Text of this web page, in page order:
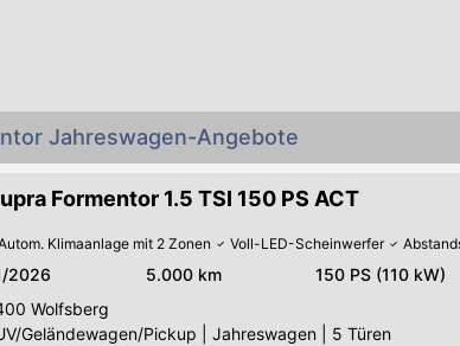
Jahreswagen-Angebote
Formentor 1.5 TSI 150 PS ACT
Klimaanlage mit 2 Zonen Voll-LED-Scheinwerfer
2026 5.000 km 150 PS (110 kW)
Wolfsberg
Geländewagen/Pickup
Jahreswagen
5 Türen